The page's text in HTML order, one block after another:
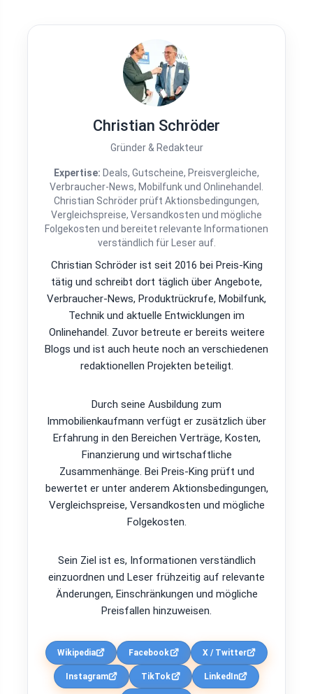
Christian Schröder
Gründer & Redakteur
Expertise: Deals, Gutscheine, Preisvergleiche,
Verbraucher-News, Mobilfunk und Onlinehandel.
Christian Schröder prüft Aktionsbedingungen,
Vergleichspreise, Versandkosten und mögliche
Folgekosten und bereitet relevante Informationen
verständlich für Leser auf.
Christian Schröder ist seit 2016 bei Preis-King
tätig und schreibt dort täglich über Angebote,
Verbraucher-News, Produktrückrufe, Mobilfunk,
Technik und aktuelle Entwicklungen im
Onlinehandel. Zuvor betreute er bereits weitere
Blogs und ist auch heute noch an verschiedenen
redaktionellen Projekten beteiligt.
Durch seine Ausbildung zum
Immobilienkaufmann verfügt er zusätzlich über
Erfahrung in den Bereichen Verträge, Kosten,
Finanzierung und wirtschaftliche
Zusammenhänge. Bei Preis-King prüft und
bewertet er unter anderem Aktionsbedingungen,
Vergleichspreise, Versandkosten und mögliche
Folgekosten.
Sein Ziel ist es, Informationen verständlich
einzuordnen und Leser frühzeitig auf relevante
Änderungen, Einschränkungen und mögliche
Preisfallen hinzuweisen.
Wikipedia Facebook X / Twitter
Instagram TikTok LinkedIn